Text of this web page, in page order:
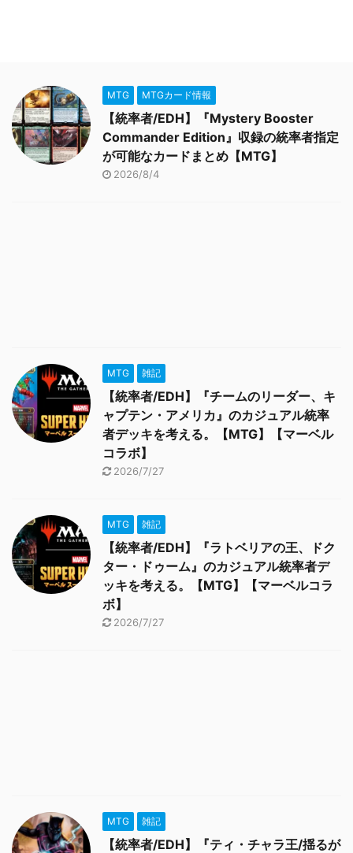
MTG MTGカード情報
【統率者/EDH】『Mystery Booster
Commander Edition』収録の統率者指定
が可能なカードまとめ【MTG】
2026/8/4
MTG 雑記
【統率者/EDH】『チームのリーダー、キ
ャプテン・アメリカ』のカジュアル統率
者デッキを考える。【MTG】【マーベル
コラボ】
2026/7/27
MTG 雑記
【統率者/EDH】『ラトベリアの王、ドク
ター・ドゥーム』のカジュアル統率者デ
ッキを考える。【MTG】【マーベルコラ
ボ】
2026/7/27
MTG 雑記
【統率者/EDH】『ティ・チャラ王/揺るが